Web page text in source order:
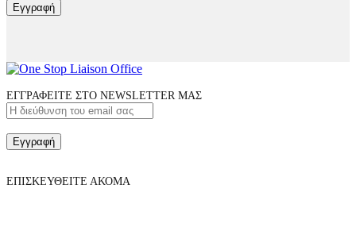
Εγγραφή
ΕΓΓΡΑΦΕΙΤΕ ΣΤΟ NEWSLETTER ΜΑΣ
Εγγραφή
ΕΠΙΣΚΕΥΘΕΙΤΕ ΑΚΟΜΑ